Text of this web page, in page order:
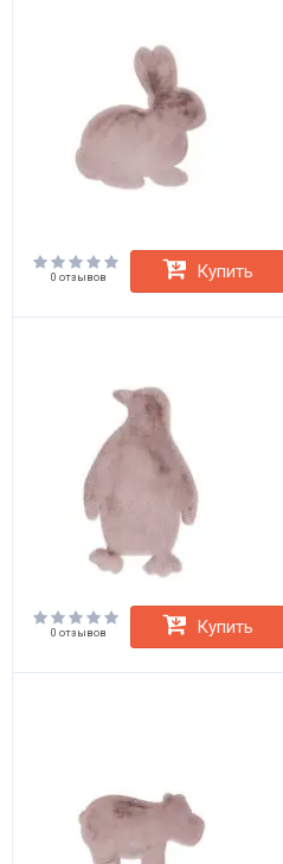
0 отзывов Купить
0 отзывов Купить